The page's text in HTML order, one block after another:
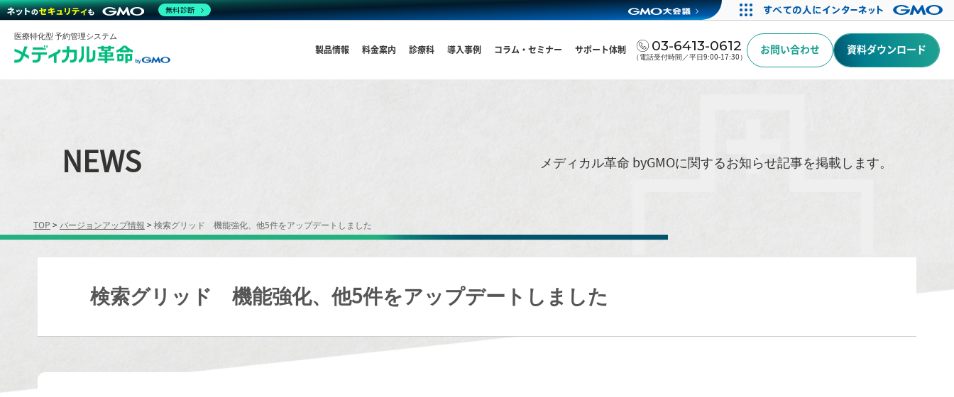
医療特化型 予約管理システム
製品情報 料金案内 診療科 導入事例 コラム・セミナー サポート体制 03-6413-0612
（電話受付時間／平日9:00-17:30）
お問い合わせ 資料ダウンロード
NEWS メディカル革命 byGMOに関するお知らせ記事を掲載します。
TOP > バージョンアップ情報 > 検索グリッド 機能強化、他5件をアップデートしました
検索グリッド 機能強化、他5件をアップデートしました
無料診断